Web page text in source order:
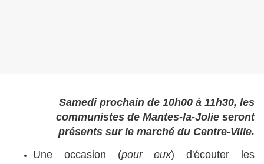
Samedi prochain de 10h00 à 11h30, les
communistes de Mantes-la-Jolie seront
présents sur le marché du Centre-Ville.
Une occasion (pour eux) d'écouter les